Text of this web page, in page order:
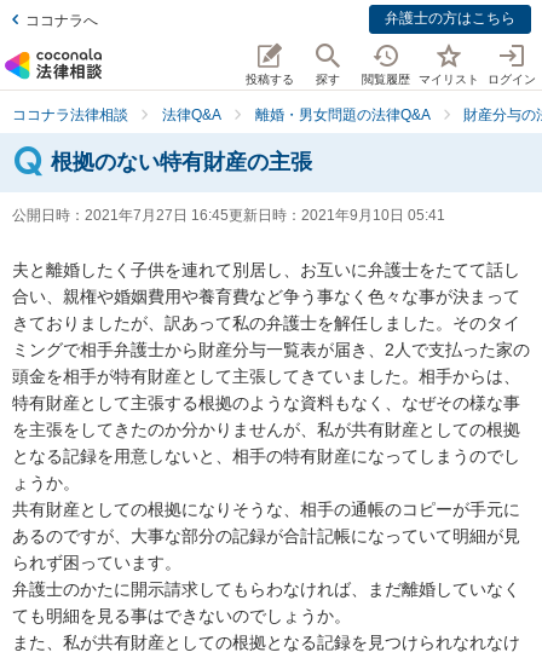
ココナラへ 弁護士の方はこちら
投稿する 探す 閲覧履歴 マイリスト ログイン
ココナラ法律相談 法律Q&A 離婚・男女問題の法律Q&A 財産分与の
根拠のない特有財産の主張
公開日時： 2021年7月27日 16:45更新日時： 2021年9月10日 05:41
夫と離婚したく子供を連れて別居し、お互いに弁護士をたてて話し
合い、親権や婚姻費用や養育費など争う事なく色々な事が決まって
きておりましたが、訳あって私の弁護士を解任しました。そのタイ
ミングで相手弁護士から財産分与一覧表が届き、2人で支払った家の
頭金を相手が特有財産として主張してきていました。相手からは、
特有財産として主張する根拠のような資料もなく、なぜその様な事
を主張をしてきたのか分かりませんが、私が共有財産としての根拠
となる記録を用意しないと、相手の特有財産になってしまうのでし
ょうか。
共有財産としての根拠になりそうな、相手の通帳のコピーが手元に
あるのですが、大事な部分の記録が合計記帳になっていて明細が見
られず困っています。
弁護士のかたに開示請求してもらわなければ、まだ離婚していなく
ても明細を見る事はできないのでしょうか。
また、私が共有財産としての根拠となる記録を見つけられなれなけ